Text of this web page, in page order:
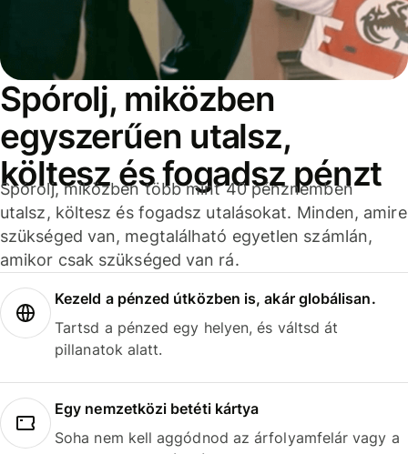
Spórolj, miközben
egyszerűen utalsz,
költesz és fogadsz pénzt
Spórolj, miközben több mint 40 pénznemben
utalsz, költesz és fogadsz utalásokat. Minden, amire
szükséged van, megtalálható egyetlen számlán,
amikor csak szükséged van rá.
Kezeld a pénzed útközben is, akár globálisan.
Tartsd a pénzed egy helyen, és váltsd át
pillanatok alatt.
Egy nemzetközi betéti kártya
Soha nem kell aggódnod az árfolyamfelár vagy a